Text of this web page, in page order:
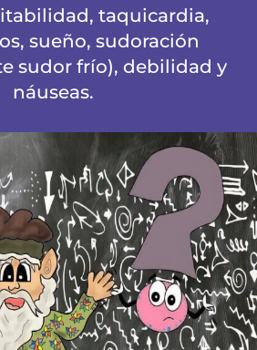
taquicardia,
sueño, sudoración
sudor frío), debilidad y
náuseas.